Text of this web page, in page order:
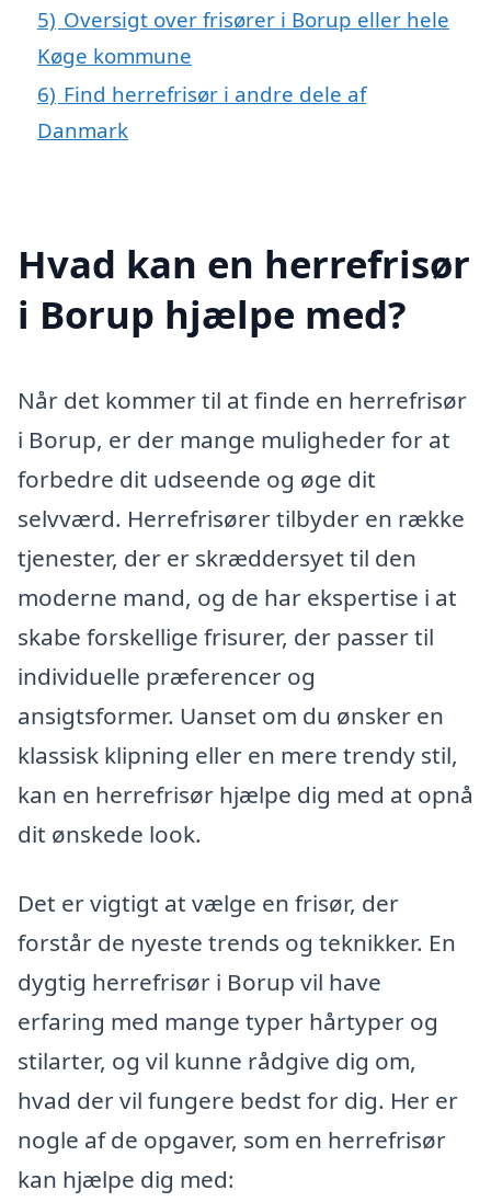
5) Oversigt over frisører i Borup eller hele
Køge kommune
6) Find herrefrisør i andre dele af
Danmark
Hvad kan en herrefrisør
i Borup hjælpe med?
Når det kommer til at finde en herrefrisør
i Borup, er der mange muligheder for at
forbedre dit udseende og øge dit
selvværd. Herrefrisører tilbyder en række
tjenester, der er skræddersyet til den
moderne mand, og de har ekspertise i at
skabe forskellige frisurer, der passer til
individuelle præferencer og
ansigtsformer. Uanset om du ønsker en
klassisk klipning eller en mere trendy stil,
kan en herrefrisør hjælpe dig med at opnå
dit ønskede look.
Det er vigtigt at vælge en frisør, der
forstår de nyeste trends og teknikker. En
dygtig herrefrisør i Borup vil have
erfaring med mange typer hårtyper og
stilarter, og vil kunne rådgive dig om,
hvad der vil fungere bedst for dig. Her er
nogle af de opgaver, som en herrefrisør
kan hjælpe dig med: